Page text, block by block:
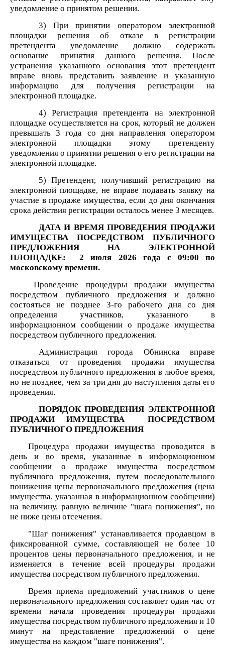
уведомление о принятом решении.
3) При принятии оператором электронной
площадки решения об отказе в регистрации
претендента уведомление должно содержать
основание принятия данного решения. После
устранения указанного основания этот претендент
вправе вновь представить заявление и указанную
информацию для получения регистрации на
электронной площадке.
4) Регистрация претендента на электронной
площадке осуществляется на срок, который не должен
превышать 3 года со дня направления оператором
электронной площадки этому претенденту
уведомления о принятии решения о его регистрации на
электронной площадке.
5) Претендент, получивший регистрацию на
электронной площадке, не вправе подавать заявку на
участие в продаже имущества, если до дня окончания
срока действия регистрации осталось менее 3 месяцев.
ДАТА И ВРЕМЯ ПРОВЕДЕНИЯ ПРОДАЖИ
ИМУЩЕСТВА ПОСРЕДСТВОМ ПУБЛИЧНОГО
ПРЕДЛОЖЕНИЯ НА ЭЛЕКТРОННОЙ
ПЛОЩАДКЕ:
2 июля 2026 годас
09:00 по
московскому времени.
Проведение процедуры продажи имущества
посредством публичного предложения и должно
состояться не позднее 3-го рабочего дня со дня
определения участников, указанного в
информационном сообщении о продаже имущества
посредством публичного предложения.
Администрация города Обнинска вправе
отказаться от проведения продажи имущества
посредством публичного предложения в любое время,
но не позднее, чем за три дня до наступления даты его
проведения.
ПОРЯДОК ПРОВЕДЕНИЯ ЭЛЕКТРОННОЙ
ПРОДАЖИ ИМУЩЕСТВА ПОСРЕДСТВОМ
ПУБЛИЧНОГО ПРЕДЛОЖЕНИЯ
Процедура продажи имущества проводится в
день и во время, указанные в информационном
сообщении о продаже имущества посредством
публичного предложения, путем последовательного
понижения цены первоначального предложения (цена
имущества, указанная в информационном сообщении)
на величину, равную величине "шага понижения", но
не ниже цены отсечения.
"Шаг понижения" устанавливается продавцом в
фиксированной сумме, составляющей не более 10
процентов цены первоначального предложения, и не
изменяется в течение всей процедуры продажи
имущества посредством публичного предложения.
Время приема предложений участников о цене
первоначального предложения составляет один час от
времени начала проведения процедуры продажи
имущества посредством публичного предложения и 10
минут на представление предложений о цене
имущества на каждом "шаге понижения".